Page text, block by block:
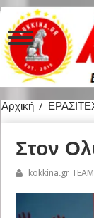
Αρχική /
Στον
kokkina.gr TEAM